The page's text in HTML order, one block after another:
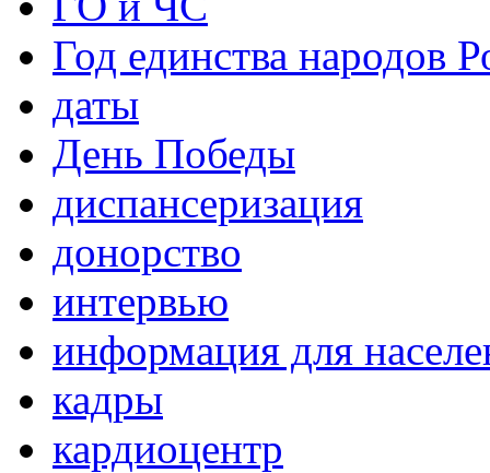
Год единства народов
даты
День Победы
диспансеризация
донорство
интервью
информация для
кадры
кардиоцентр